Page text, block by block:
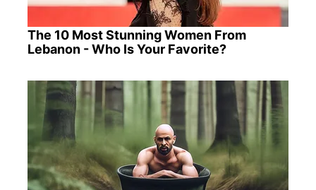
The 10 Most Stunning Women From
Lebanon - Who Is Your Favorite?